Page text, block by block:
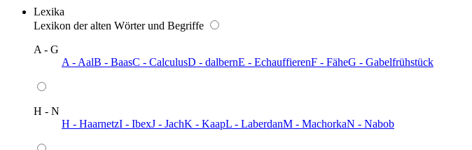
Lexika
Lexikon der alten Wörter und Begriffe
A - G
A - AalB - BaasC - CalculusD - dalbernE - EchauffierenF - FäheG - Gabelfrühstück
H - N
H - HaarnetzI - IbexJ - JachK - KaapL - LaberdanM - MachorkaN - Nabob